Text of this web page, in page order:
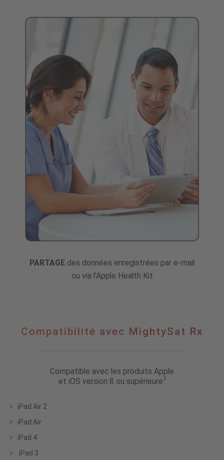
PARTAGE des données enregistrées par e-mail
ou via l’Apple Health Kit
Compatibilité
Compatibilité avec MightySat Rx
Compatible avec les produits Apple
et iOS version 8 ou supérieure2
iPad Air 2
iPad Air
iPad 4
iPad 3